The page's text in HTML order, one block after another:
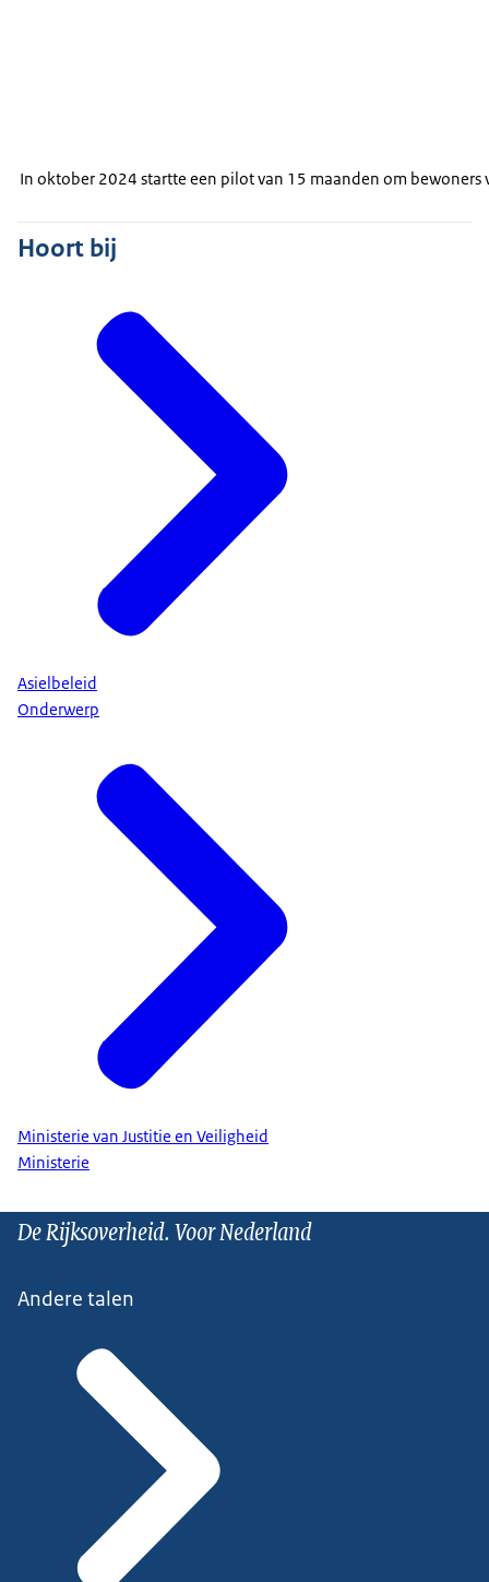
In oktober 2024 startte een pilot van 15 maanden om
Hoort bij
Asielbeleid
Onderwerp
Ministerie van Justitie en Veiligheid
Ministerie
De Rijksoverheid. Voor Nederland
Andere talen